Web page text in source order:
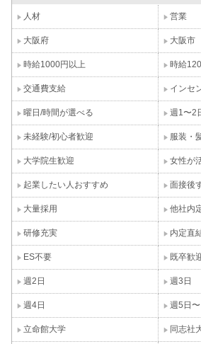
人材 営業
大阪府 大阪市
時給1000円以上 時給
交通費支給 インセ
曜日/時間が選べる 週1〜2
未経験/初心者歓迎 服装・
大学院生歓迎 女性が
起業したい人おすすめ 面接後
大量採用 他社内
研修充実 内定直
ES不要 既卒歓
週2日 週3日
週4日 週5日〜
立命館大学 同志社